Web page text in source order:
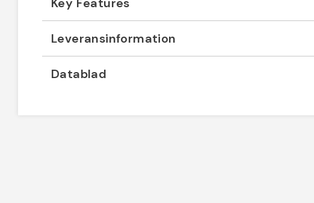
Leveransinformation
Datablad